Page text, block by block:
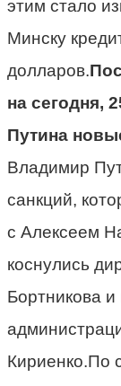
этим стало
Минску
долларов.
на сегодня,
Путина
Владимир
санкций,
с Алексеем
коснулись
Бортникова и
Кириенко.По